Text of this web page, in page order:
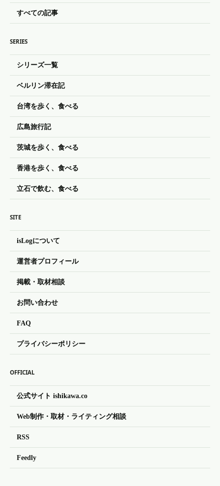
すべての記事
SERIES
シリーズ一覧
ベルリン滞在記
台湾を歩く、食べる
広島旅行記
茨城を歩く、食べる
香港を歩く、食べる
立石で飲む、食べる
SITE
isLogについて
運営者プロフィール
掲載・取材相談
お問い合わせ
FAQ
プライバシーポリシー
OFFICIAL
公式サイト ishikawa.co
Web制作・取材・ライティング相談
RSS
Feedly